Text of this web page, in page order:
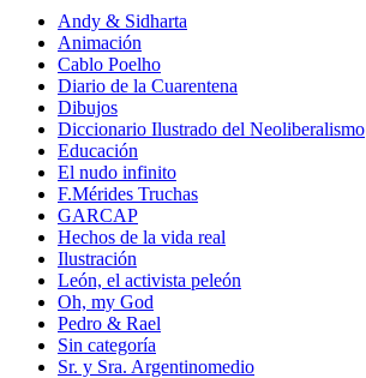
Andy & Sidharta
Animación
Cablo Poelho
Diario de la Cuarentena
Dibujos
Diccionario Ilustrado del Neoliberalismo
Educación
El nudo infinito
F.Mérides Truchas
GARCAP
Hechos de la vida real
Ilustración
León, el activista peleón
Oh, my God
Pedro & Rael
Sin categoría
Sr. y Sra. Argentinomedio